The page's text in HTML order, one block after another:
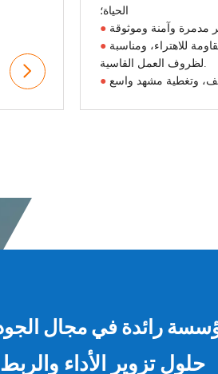
الحياة؛
●
● للاهتراء، ومناسبة
●
حلول تزوير الأداء والربط